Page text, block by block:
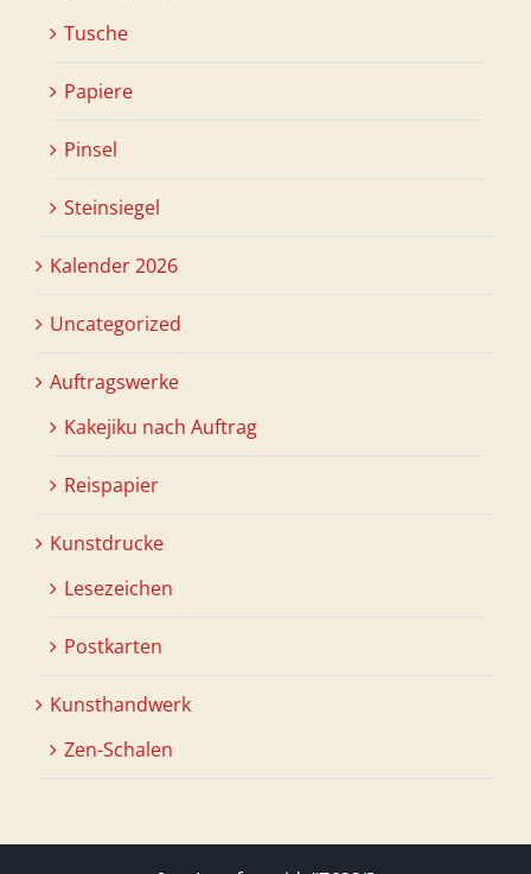
Tusche
Papiere
Pinsel
Steinsiegel
Kalender 2026
Uncategorized
Auftragswerke
Kakejiku nach Auftrag
Reispapier
Kunstdrucke
Lesezeichen
Postkarten
Kunsthandwerk
Zen-Schalen